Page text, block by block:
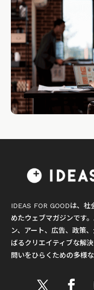
IDEAS FOR GOODは、
めたウェブマガジンです
ン、アート、広告、政策
ばるクリエイティブな解
問いをひらくための多様